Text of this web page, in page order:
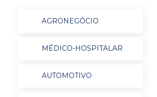
AGRONEGÓCIO
MÉDICO-HOSPITALAR
AUTOMOTIVO